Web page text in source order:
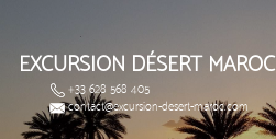
EXCURSION DÉSERT MAROC
+33 628 568 405
contact@excursion-desert-maroc.com